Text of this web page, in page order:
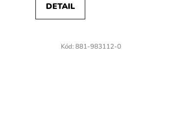
DETAIL
Kód: 881-983112-0